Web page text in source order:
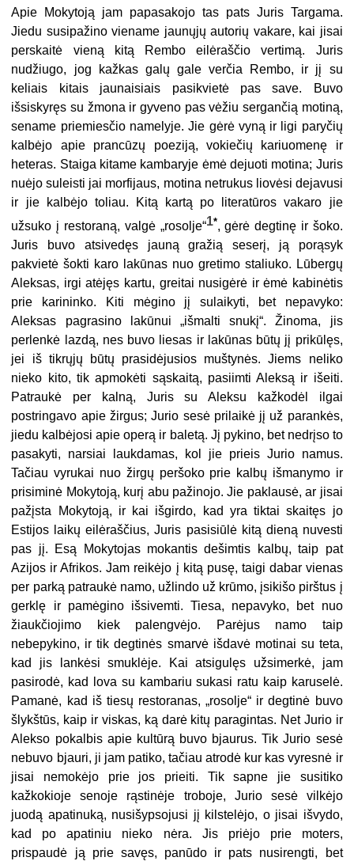
Apie Mokytoją jam papasakojo tas pats Juris Targama.
Jiedu susipažino viename jaunųjų autorių vakare, kai jisai
perskaitė vieną kitą Rembo eilėraščio vertimą. Juris
nudžiugo, jog kažkas galų gale verčia Rembo, ir jį su
keliais kitais jaunaisiais pasikvietė pas save. Buvo
išsiskyręs su žmona ir gyveno pas vėžiu sergančią motiną,
sename priemiesčio namelyje. Jie gėrė vyną ir ligi paryčių
kalbėjo apie prancūzų poeziją, vokiečių kariuomenę ir
heteras. Staiga kitame kambaryje ėmė dejuoti motina; Juris
nuėjo suleisti jai morfijaus, motina netrukus liovėsi dejavusi
ir jie kalbėjo toliau. Kitą kartą po literatūros vakaro jie
užsuko į restoraną, valgė „rosolje“1*, gėrė degtinę ir šoko.
Juris buvo atsivedęs jauną gražią seserį, ją porąsyk
pakvietė šokti karo lakūnas nuo gretimo staliuko. Lūbergų
Aleksas, irgi atėjęs kartu, greitai nusigėrė ir ėmė kabinėtis
prie karininko. Kiti mėgino jį sulaikyti, bet nepavyko:
Aleksas pagrasino lakūnui „išmalti snukį“. Žinoma, jis
perlenkė lazdą, nes buvo liesas ir lakūnas būtų jį prikūlęs,
jei iš tikrųjų būtų prasidėjusios muštynės. Jiems neliko
nieko kito, tik apmokėti sąskaitą, pasiimti Aleksą ir išeiti.
Patraukė per kalną, Juris su Aleksu kažkodėl ilgai
postringavo apie žirgus; Jurio sesė prilaikė jį už parankės,
jiedu kalbėjosi apie operą ir baletą. Jį pykino, bet nedrįso to
pasakyti, narsiai laukdamas, kol jie prieis Jurio namus.
Tačiau vyrukai nuo žirgų peršoko prie kalbų išmanymo ir
prisiminė Mokytoją, kurį abu pažinojo. Jie paklausė, ar jisai
pažįsta Mokytoją, ir kai išgirdo, kad yra tiktai skaitęs jo
Estijos laikų eilėraščius, Juris pasisiūlė kitą dieną nuvesti
pas jį. Esą Mokytojas mokantis dešimtis kalbų, taip pat
Azijos ir Afrikos. Jam reikėjo į kitą pusę, taigi dabar vienas
per parką patraukė namo, užlindo už krūmo, įsikišo pirštus į
gerklę ir pamėgino išsivemti. Tiesa, nepavyko, bet nuo
žiaukčiojimo kiek palengvėjo. Parėjus namo taip
nebepykino, ir tik degtinės smarvė išdavė motinai su teta,
kad jis lankėsi smuklėje. Kai atsigulęs užsimerkė, jam
pasirodė, kad lova su kambariu sukasi ratu kaip karuselė.
Pamanė, kad iš tiesų restoranas, „rosolje“ ir degtinė buvo
šlykštūs, kaip ir viskas, ką darė kitų paragintas. Net Jurio ir
Alekso pokalbis apie kultūrą buvo bjaurus. Tik Jurio sesė
nebuvo bjauri, ji jam patiko, tačiau atrodė kur kas vyresnė ir
jisai nemokėjo prie jos prieiti. Tik sapne jie susitiko
kažkokioje senoje rąstinėje troboje, Jurio sesė vilkėjo
juodą apatinuką, nusišypsojusi jį kilstelėjo, o jisai išvydo,
kad po apatiniu nieko nėra. Jis priėjo prie moters,
prispaudė ją prie savęs, panūdo ir pats nusirengti, bet